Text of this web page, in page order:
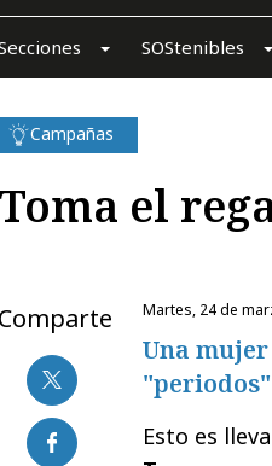
SOStenibles
Campañas
Toma el
Comparte martes, 24 de
Una
Esto es